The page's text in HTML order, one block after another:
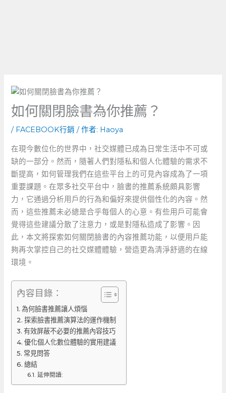
如何關閉臉書為你推薦？
/ FACEBOOK行銷 / 作者: Haoya
在現今數位化的世界中，社交媒體已成為日常生活中不可或
缺的一部分。然而，隨著人們對隱私和個人化體驗的需求不
斷提高，如何管理我們在這些平台上的可見內容成為了一項
重要課題。在眾多社交平台中，臉書的推薦系統頗具影響
力，它通過分析用戶的行為和偏好來提供個性化的內容。然
而，這些推薦未必總是合乎每個人的心意。有些用戶可能會
覺得這些建議分散了注意力，或是對隱私造成了影響。因
此，本文將探索如何關閉臉書的內容推薦功能，以便用戶能
夠再次掌控自己的社交媒體體驗，營造更為清淨舒適的在線
環境。
內容目錄：
為何臉書推薦讓人煩惱
探索臉書推薦演算法的運作機制
有效屏蔽不必要的推薦內容技巧
優化個人化數位體驗的實用建議
常見問答
總結
延伸閱讀: